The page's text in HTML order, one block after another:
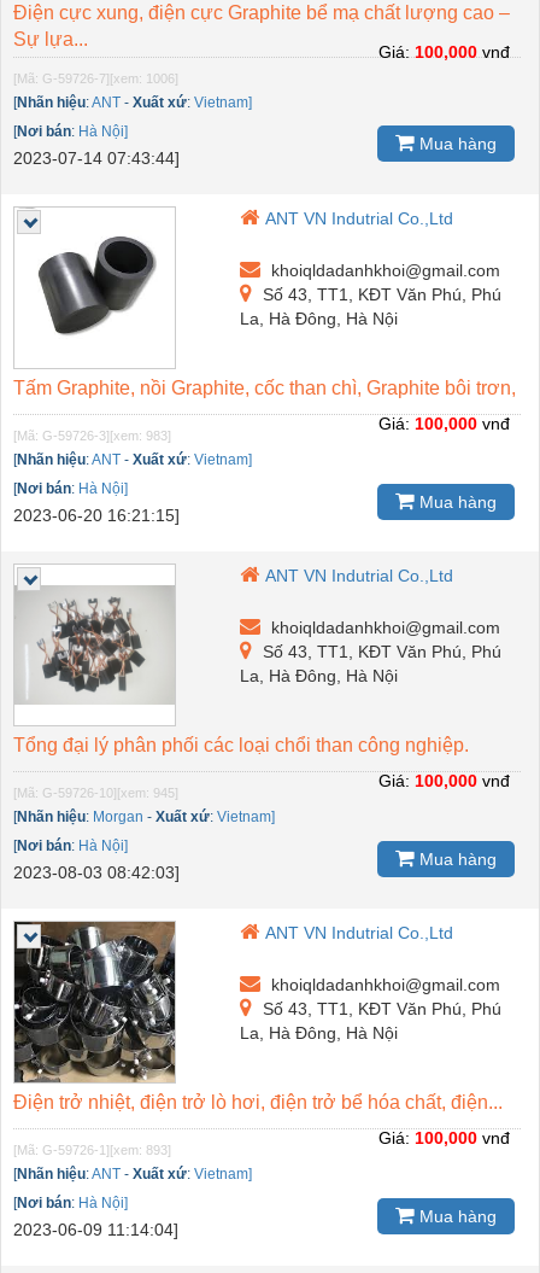
Điện cực xung, điện cực Graphite bể mạ chất lượng cao –
Sự lựa...
[Mã: G-59726-7][xem: 1006]
[Nhãn hiệu:ANT - Xuất xứ: Vietnam]
[Nơi bán: Hà Nội]
2023-07-14 07:43:44]
Giá: 100,000 vnđ
Mua hàng
ANT VN Indutrial Co.,Ltd
khoiqldadanhkhoi@gmail.com
Số 43, TT1, KĐT Văn Phú, Phú
La, Hà Đông, Hà Nội
Tấm Graphite, nồi Graphite, cốc than chì, Graphite bôi trơn,
[Mã: G-59726-3][xem: 983]
[Nhãn hiệu:ANT - Xuất xứ: Vietnam]
[Nơi bán: Hà Nội]
2023-06-20 16:21:15]
Giá: 100,000 vnđ
Mua hàng
ANT VN Indutrial Co.,Ltd
khoiqldadanhkhoi@gmail.com
Số 43, TT1, KĐT Văn Phú, Phú
La, Hà Đông, Hà Nội
Tổng đại lý phân phối các loại chổi than công nghiệp.
[Mã: G-59726-10][xem: 945]
[Nhãn hiệu: Morgan - Xuất xứ: Vietnam]
[Nơi bán: Hà Nội]
2023-08-03 08:42:03]
Giá: 100,000 vnđ
Mua hàng
ANT VN Indutrial Co.,Ltd
khoiqldadanhkhoi@gmail.com
Số 43, TT1, KĐT Văn Phú, Phú
La, Hà Đông, Hà Nội
Điện trở nhiệt, điện trở lò hơi, điện trở bể hóa chất, điện...
[Mã: G-59726-1][xem: 893]
[Nhãn hiệu:ANT - Xuất xứ: Vietnam]
[Nơi bán: Hà Nội]
2023-06-09 11:14:04]
Giá: 100,000 vnđ
Mua hàng